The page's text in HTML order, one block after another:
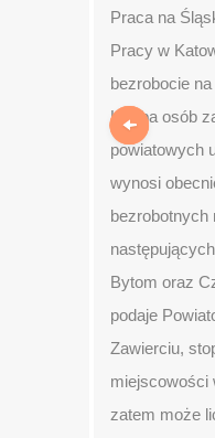
Praca na
Pracy w
bezrobocie
Liczba osób
powiatowych
wynosi
bezrobotnych
Bytom oraz
podaje
Zawierciu,
miejscowości
zatem może
Previous